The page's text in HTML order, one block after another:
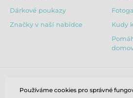
Dárkové poukazy
Značky v naší nabídce
Kudy
Používáme cookies pro správné